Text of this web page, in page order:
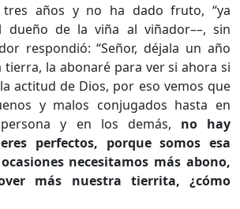
tres años y no ha dado fruto, “ya
dueño de la viña al viñador––, sin
respondió: “Señor, déjala un año
tierra, la abonaré para ver si ahora si
actitud de Dios, por eso vemos que
y malos conjugados hasta en
y en los demás, no hay
perfectos, porque somos esa
necesitamos más abono,
más nuestra tierrita, ¿cómo